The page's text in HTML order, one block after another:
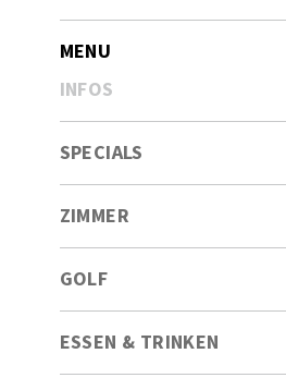
MENU
INFOS
SPECIALS
ZIMMER
GOLF
ESSEN & TRINKEN